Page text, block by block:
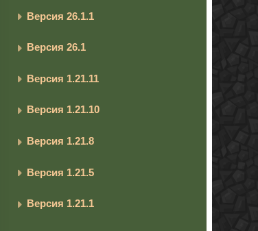
Версия 26.1.1
Версия 26.1
Версия 1.21.11
Версия 1.21.10
Версия 1.21.8
Версия 1.21.5
Версия 1.21.1